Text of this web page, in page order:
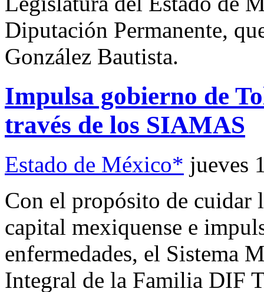
Diputación Permanente,
González Bautista.
Impulsa gobierno de
través de los SIAMAS
Estado de México* jueves
Con el propósito de cuidar
capital mexiquense e
enfermedades, el Sistema
Integral de la Familia DIF